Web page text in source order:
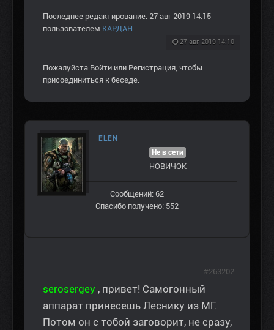
Последнее редактирование: 27 авг 2019 14:15
пользователем КАРДАН.
27 авг 2019 14:10
Пожалуйста Войти или Регистрация, чтобы
присоединиться к беседе.
ELEN
Не в сети
НОВИЧОК
Сообщений: 62
Спасибо получено: 552
serosergey , привет! Самогонный
аппарат принесешь Леснику из МГ.
Потом он с тобой заговорит, не сразу,
#263202